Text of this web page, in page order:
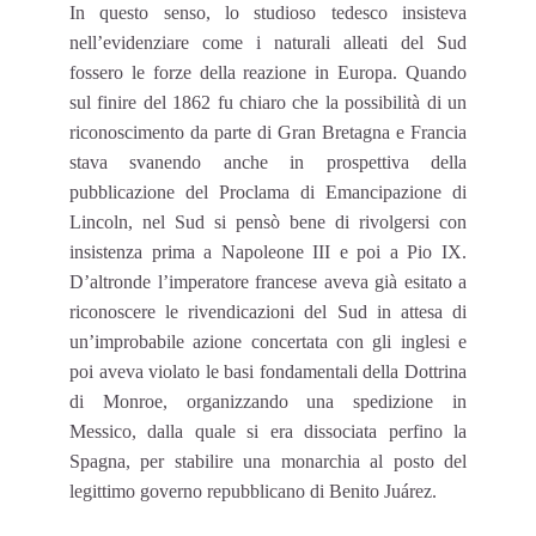
In questo senso, lo studioso tedesco insisteva
nell’evidenziare come i naturali alleati del Sud
fossero le forze della reazione in Europa. Quando
sul finire del 1862 fu chiaro che la possibilità di un
riconoscimento da parte di Gran Bretagna e Francia
stava svanendo anche in prospettiva della
pubblicazione del Proclama di Emancipazione di
Lincoln, nel Sud si pensò bene di rivolgersi con
insistenza prima a Napoleone III e poi a Pio IX.
D’altronde l’imperatore francese aveva già esitato a
riconoscere le rivendicazioni del Sud in attesa di
un’improbabile azione concertata con gli inglesi e
poi aveva violato le basi fondamentali della Dottrina
di Monroe, organizzando una spedizione in
Messico, dalla quale si era dissociata perfino la
Spagna, per stabilire una monarchia al posto del
legittimo governo repubblicano di Benito Juárez.